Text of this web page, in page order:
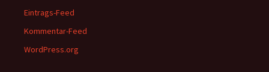
Eintrags-Feed
Kommentar-Feed
WordPress.org